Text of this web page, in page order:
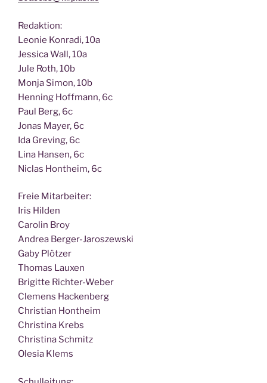
Redak­ti­on:
Leo­nie Kon­ra­di, 10a
Jes­si­ca Wall, 10a
Jule Roth, 10b
Mon­ja Simon, 10b
Hen­ning Hoff­mann, 6c
Paul Berg, 6c
Jonas May­er, 6c
Ida Gre­ving, 6c
Lina Han­sen, 6c
Nic­las Hont­heim, 6c
Freie Mit­ar­bei­ter:
Iris Hilden
Caro­lin Broy
Andrea Berger-Jaroszewski
Gaby Plötzer
Tho­mas Lauxen
Bri­git­te Richter-Weber
Cle­mens Hackenberg
Chris­ti­an Hontheim
Chris­ti­na Krebs
Chris­ti­na Schmitz
Ole­sia Klems